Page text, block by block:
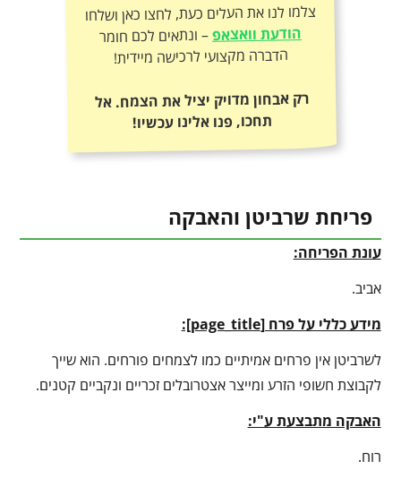
צלמו לנו את העלים כעת, לחצו כאן ושלחו
הודעת וואצאפ– ונתאים לכם חומר
הדברה מקצועי לרכישה מיידית!
רק אבחון מדויק יציל את הצמח. אל
תחכו, פנו אלינו עכשיו!
פריחת שרביטן והאבקה
עונת הפריחה:
אביב.
מידע כללי על פרח [page_title
]:
לשרביטן אין פרחים אמיתיים כמו לצמחים פורחים. הוא שייך
לקבוצת חשופי הזרע ומייצר אצטרובלים זכריים ונקביים קטנים.
האבקה מתבצעת ע"י:
רוח.